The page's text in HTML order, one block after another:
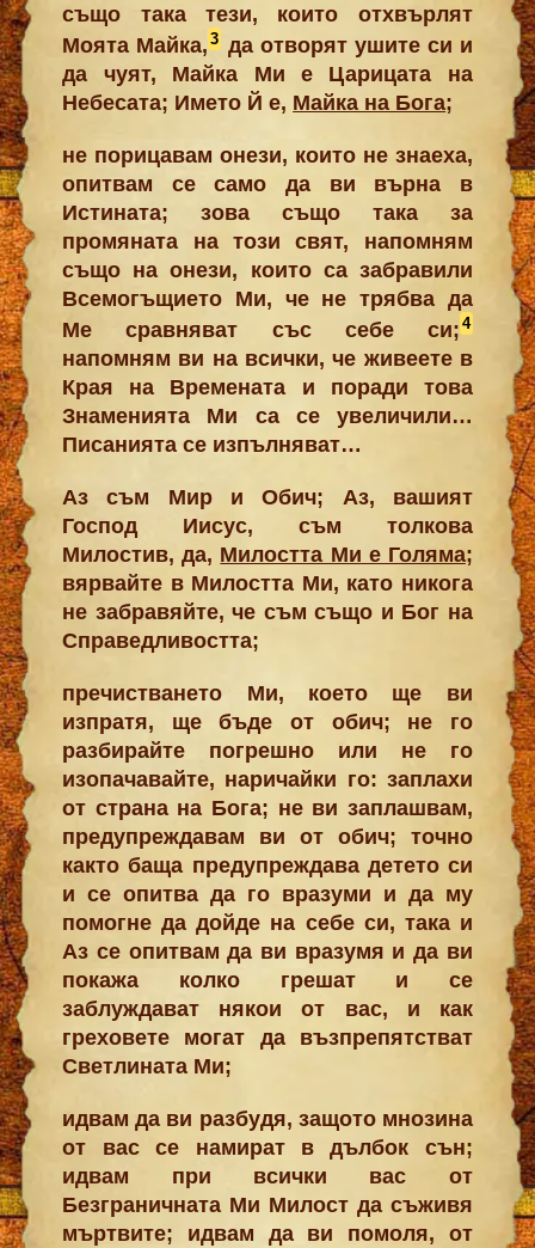
също така тези, които отхвърлят
Моята Майка,3 да отворят ушите си и
да чуят, Майка Ми е Царицата на
Небесата; Името Й е, Майка на Бога;
не порицавам онези, които не знаеха,
опитвам се само да ви върна в
Истината; зова също така за
промяната на този свят, напомням
също на онези, които са забравили
Всемогъщието Ми, че не трябва да
Ме сравняват със себе си; 4
напомням ви на всички, че живеете в
Края на Времената и поради това
Знаменията Ми са се увеличили…
Писанията се изпълняват…
Аз съм Мир и Обич; Аз, вашият
Господ Иисус, съм толкова
Милостив, да, Милостта Ми е Голяма;
вярвайте в Милостта Ми, като никога
не забравяйте, че съм също и Бог на
Справедливостта;
пречистването Ми, което ще ви
изпратя, ще бъде от обич; не го
разбирайте погрешно или не го
изопачавайте, наричайки го: заплахи
от страна на Бога; не ви заплашвам,
предупреждавам ви от обич; точно
както баща предупреждава детето си
и се опитва да го вразуми и да му
помогне да дойде на себе си, така и
Аз се опитвам да ви вразумя и да ви
покажа колко грешат и се
заблуждават някои от вас, и как
греховете могат да възпрепятстват
Светлината Ми;
идвам да ви разбудя, защото мнозина
от вас се намират в дълбок сън;
идвам при всички вас от
Безграничната Ми Милост да съживя
мъртвите; идвам да ви помоля, от